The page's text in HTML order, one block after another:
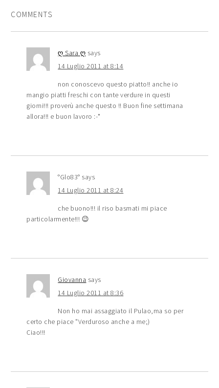
COMMENTS
ღ Sara ღ says
14 Luglio 2011 at 8:14
non conoscevo questo piatto!! anche io
mangio piatti freschi con tante verdure in questi
giorni!!! proverù anche questo !! Buon fine settimana
allora!!! e buon lavoro :-*
°Glo83° says
14 Luglio 2011 at 8:24
che buono!!! il riso basmati mi piace
particolarmente!!! 😉
Giovanna says
14 Luglio 2011 at 8:36
Non ho mai assaggiato il Pulao,ma so per
certo che piace "Verduroso anche a me;)
Ciao!!!